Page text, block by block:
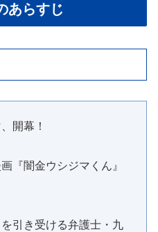
あらすじ
開幕！
『闇金ウシジマくん』
引き受ける弁護士・九